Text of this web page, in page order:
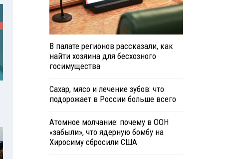
В палате регионов рассказали, как
найти хозяина для бесхозного
госимущества
Сахар, мясо и лечение зубов: что
подорожает в России больше всего
Атомное молчание: почему в ООН
«забыли», что ядерную бомбу на
Хиросиму сбросили США